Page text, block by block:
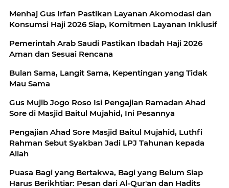
Menhaj Gus Irfan Pastikan Layanan Akomodasi dan
Konsumsi Haji 2026 Siap, Komitmen Layanan Inklusif
Pemerintah Arab Saudi Pastikan Ibadah Haji 2026
Aman dan Sesuai Rencana
Bulan Sama, Langit Sama, Kepentingan yang Tidak
Mau Sama
‎Gus Mujib Jogo Roso Isi Pengajian Ramadan Ahad
Sore di Masjid Baitul Mujahid, Ini Pesannya
Pengajian Ahad Sore Masjid Baitul Mujahid, Luthfi
Rahman Sebut Syakban Jadi LPJ Tahunan kepada
Allah
Puasa Bagi yang Bertakwa, Bagi yang Belum Siap
Harus Berikhtiar: Pesan dari Al-Qur'an dan Hadits